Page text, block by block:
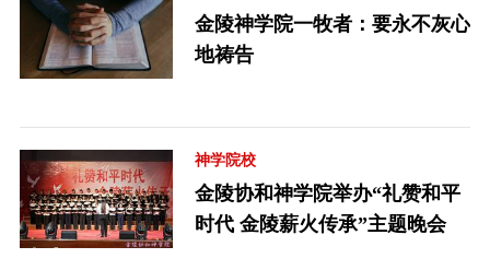
金陵神学院一牧者：要永不灰心
地祷告
神学院校
金陵协和神学院举办“礼赞和平
时代 金陵薪火传承”主题晚会